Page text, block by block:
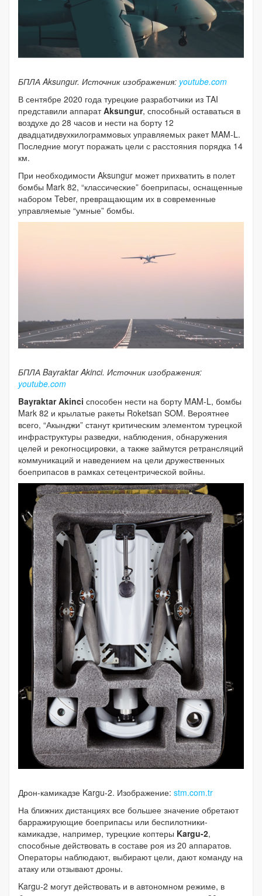
БПЛА Aksungur. Источник изображения: youtube.com
В сентябре 2020 года турецкие разработчики из TAI
представили аппаратAksungur, способный оставаться в
воздухе до 28 часов и нести на борту 12
двадцатидвухкилограммовых управляемых ракет MAM-L.
Последние могут поражать цели с расстояния порядка 14
км.
При необходимости Aksungur может прихватить в полет
бомбы Mark 82, “классические” боеприпасы, оснащенные
набором Teber, превращающим их в современные
управляемые “умные” бомбы.
БПЛА Bayraktar Akinci. Источник изображения:
youtube.com
Bayraktar Akinci способен нести на борту MAM-L, бомбы
Mark 82 и крылатые ракеты Roketsan SOM. Вероятнее
всего, “Акынджи” станут критическим элементом турецкой
инфраструктуры разведки, наблюдения, обнаружения
целей и рекогносцировки, а также займутся ретрансляций
коммуникаций и наведением на цели дружественных
боеприпасов в рамках сетецентрической войны.
Дрон-камикадзе Kargu-2. Изображение: stm.com.tr
На ближних дистанциях все большее значение обретают
барражирующие боеприпасы или беспилотники-
камикадзе, например, турецкие коптеры Kargu-2,
способные действовать в составе роя из 20 аппаратов.
Операторы наблюдают, выбирают цели, дают команду на
атаку или отзывают дроны.
Kargu-2 могут действовать и в автономном режиме, в